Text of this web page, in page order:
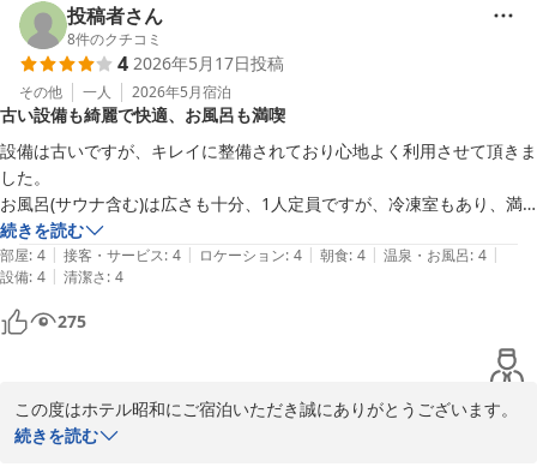
快適にお過ごしいただけてホッとしております。
また山梨にお越しの際はぜひお泊りください。
ホテル 昭和＜山梨県＞
2026-05-29
投稿者さん
8件のクチコミ
4 2026年5月17日投稿
その他 一人 2026年5月宿泊
古い設備も綺麗で快適、お風呂も満喫
設備は古いですが、キレイに整備されており心地よく利用させて頂きま
した。
お風呂(サウナ含む)は広さも十分、1人定員ですが、冷凍室もあり、満
喫させて頂きました。但し2時間程度の男女入替え制なので、タイミン
グは要注意。
各回に電子レンジも設置されています。
続きを読む
部屋: 4 | 接客・サービス: 4 | ロケーション: 4 | 朝食: 4 | 温泉・お風呂: 4 |
設備: 4 | 清潔さ: 4
275
この度はホテル昭和にご宿泊いただき誠にありがとうございます。
快適にお過ごしいただけて嬉しく思います。
続きを読む